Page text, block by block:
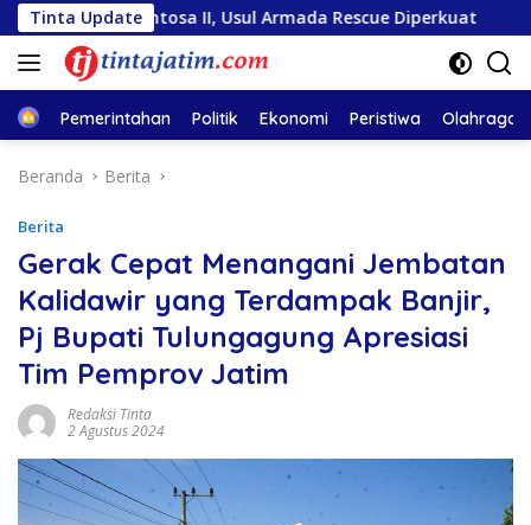
Langsung
ke
konten
Tinta Update
Sentosa II, Usul Armada Rescue Diperkuat Sambut
HomePemerintahan Politik Ekonomi Peristiwa Olahraga
Beranda Berita
Berita
Gerak Cepat Menangani Jembatan
Kalidawir yang Terdampak Banjir,
Pj Bupati Tulungagung Apresiasi
Tim Pemprov Jatim
Redaksi Tinta
2 Agustus 2024